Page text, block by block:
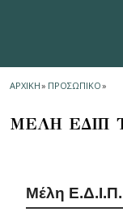
ΑΡΧΙΚΗ» ΠΡΟΣΩΠΙΚΟ»
ΜΕΛΗ ΕΔΙΠ
Μέλη